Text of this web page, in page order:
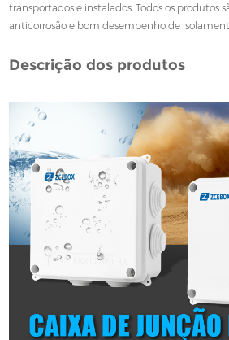
transportados e instalados. Todos os produtos
anticorrosão e bom desempenho de
Descrição dos produtos